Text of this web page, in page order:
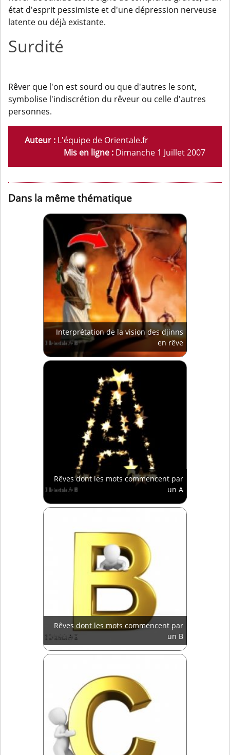
état d'esprit pessimiste et d'une dépression nerveuse
latente ou déjà existante.
Surdité
Rêver que l'on est sourd ou que d'autres le sont,
symbolise l'indiscrétion du rêveur ou celle d'autres
personnes.
Auteur : L'équipe de Orientale.fr
Mis en ligne : Dimanche 1 Juillet 2007
Dans la même thématique
Interprétation de la vision des djinns
en rêve
Rêves dont les mots commencent par
un A
Rêves dont les mots commencent par
un B